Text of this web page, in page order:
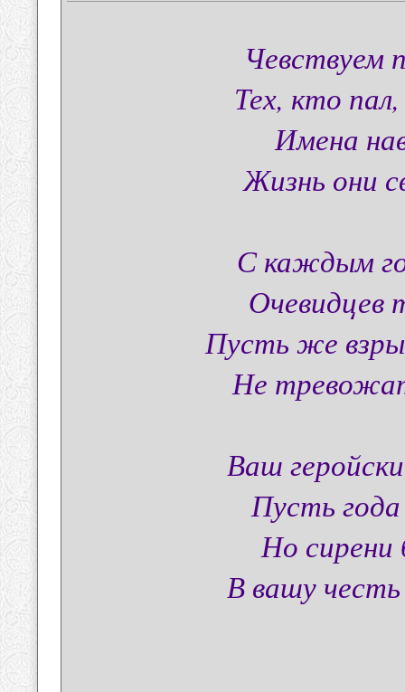
Чевствуем
Тех, кто
Имена
Жизнь они
С каждым
Очевидцев
Пусть же
Не
Ваш
Пусть
Но сирени
В вашу